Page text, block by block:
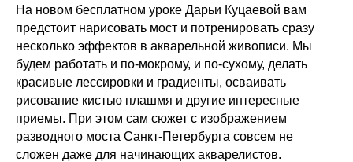
На новом бесплатном уроке Дарьи Куцаевой вам
предстоит нарисовать мост и потренировать сразу
несколько эффектов в акварельной живописи. Мы
будем работать и по-мокрому, и по-сухому, делать
красивые лессировки и градиенты, осваивать
рисование кистью плашмя и другие интересные
приемы. При этом сам сюжет с изображением
разводного моста Санкт-Петербурга совсем не
сложен даже для начинающих акварелистов.